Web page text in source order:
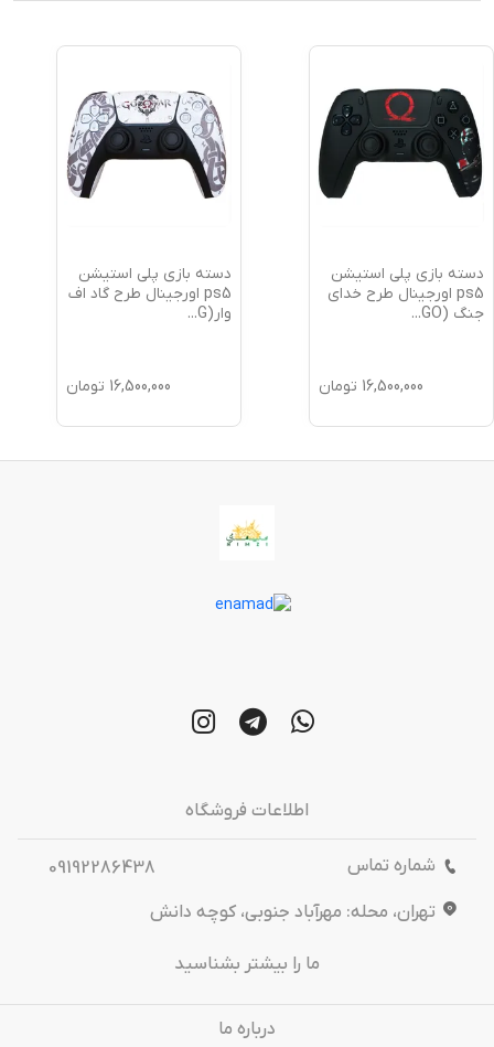
دسته بازی پلی استیشن
ps5 اورجینال طرح خدای
جنگ (GO
...
16,500,000 تومان
دسته بازی پلی استیشن
ps5 اورجینال طرح گاد اف
وار(G ...
16,500,000 تومان
اطلاعات فروشگاه
شماره تماس
09192286438
تهران، محله: مهرآباد جنوبی، کوچه دانش
ما را بیشتر بشناسید
درباره‌ ما